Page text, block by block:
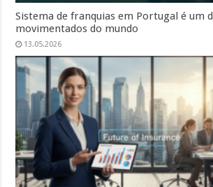
Sistema de franquias em Portugal é um
movimentados do mundo
13.05.2026